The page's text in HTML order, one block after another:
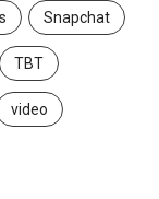
Snapchat
TBT
video